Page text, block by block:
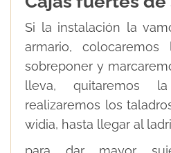
Si la instalación la
armario,
sobreponer y
lleva, quitaremos
realizaremos los
widia, hasta llegar al